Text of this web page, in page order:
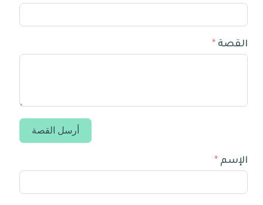
القصة
أرسل القصة
الإسم